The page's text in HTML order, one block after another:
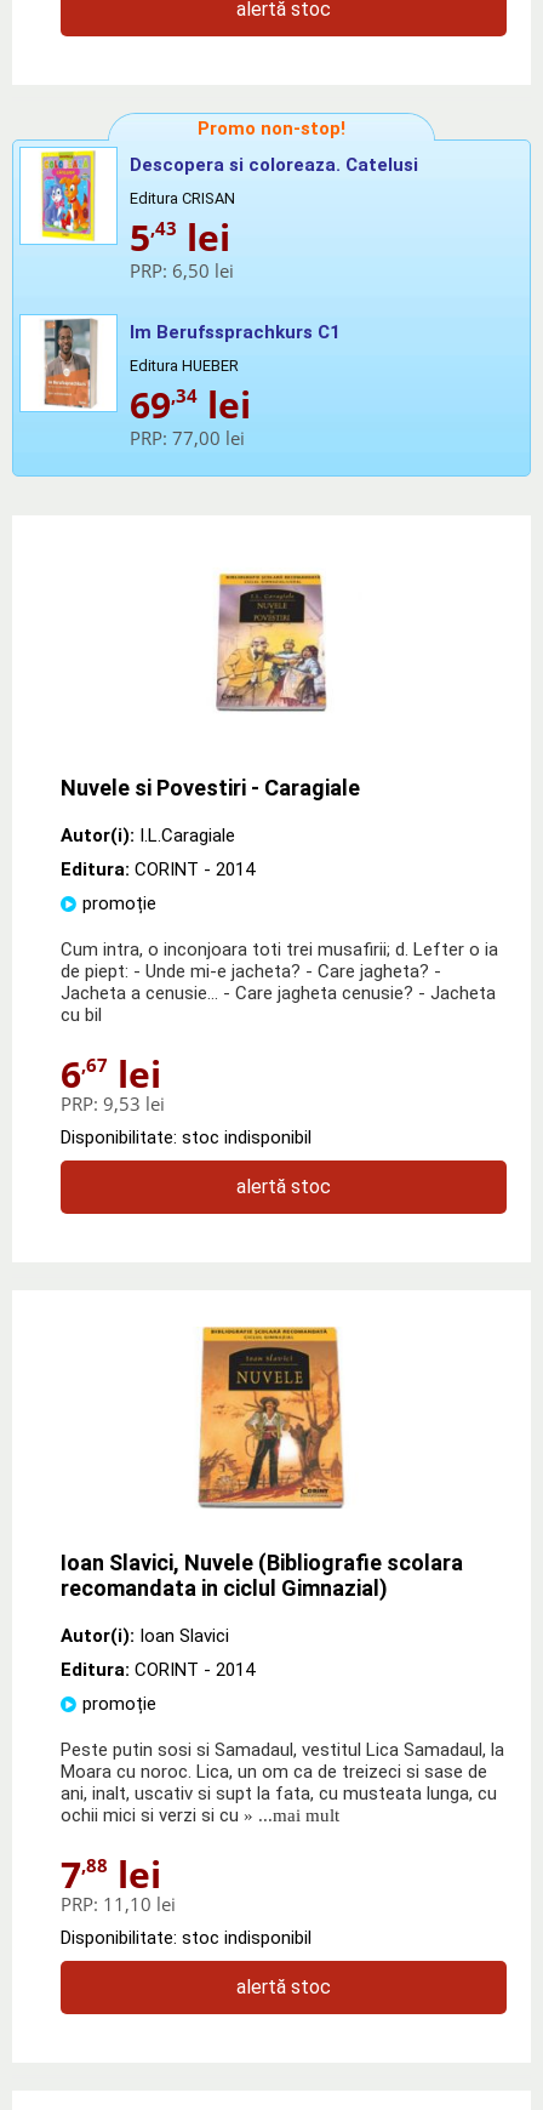
alertă stoc
Promo non-stop!
Descopera si coloreaza. Catelusi
Editura CRISAN
5,43 lei
PRP: 6,50 lei
Im Berufssprachkurs C1
Editura HUEBER
69,34 lei
PRP: 77,00 lei
Nuvele si Povestiri - Caragiale
Autor(i): I.L.Caragiale
Editura: CORINT - 2014
promoție
Cum intra, o inconjoara toti trei musafirii; d. Lefter o ia
de piept: - Unde mi-e jacheta? - Care jagheta? -
Jacheta a cenusie... - Care jagheta cenusie? - Jacheta
cu bil
6,67 lei
PRP: 9,53 lei
Disponibilitate: stoc indisponibil
alertă stoc
Ioan Slavici, Nuvele (Bibliografie scolara
recomandata in ciclul Gimnazial)
Autor(i): Ioan Slavici
Editura: CORINT - 2014
promoție
Peste putin sosi si Samadaul, vestitul Lica Samadaul, la
Moara cu noroc. Lica, un om ca de treizeci si sase de
ani, inalt, uscativ si supt la fata, cu musteata lunga, cu
ochii mici si verzi si cu » ...mai mult
7,88 lei
PRP: 11,10 lei
Disponibilitate: stoc indisponibil
alertă stoc